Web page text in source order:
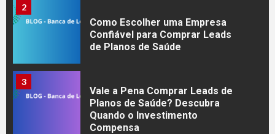
2
Como Escolher uma Empresa
Confiável para Comprar Leads
de Planos de Saúde
3
Vale a Pena Comprar Leads de
Planos de Saúde? Descubra
Quando o Investimento
Compensa